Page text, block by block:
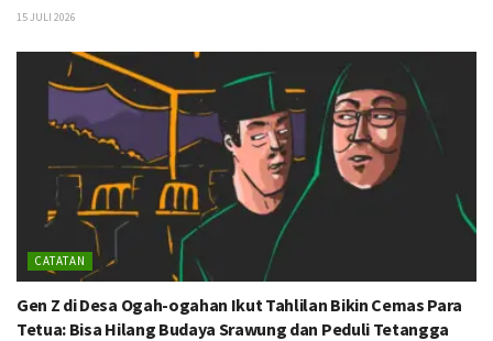
15 JULI 2026
CATATAN
Gen Z di Desa Ogah-ogahan Ikut Tahlilan Bikin Cemas Para
Tetua: Bisa Hilang Budaya Srawung dan Peduli Tetangga